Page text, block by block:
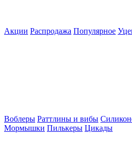
Акции Распродажа Популярное
Воблеры Раттлины и вибы
Мормышки Пилькеры Цикады